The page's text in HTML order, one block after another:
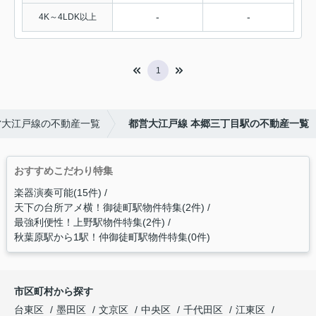
4K～4LDK以上 - -
1
江戸線の不動産一覧 都営大江戸線 本郷三丁目駅の不動産一覧
おすすめこだわり特集
楽器演奏可能(15件)
天下の台所アメ横！御徒町駅物件特集(2件)
最強利便性！上野駅物件特集(2件)
秋葉原駅から1駅！仲御徒町駅物件特集(0件)
市区町村から探す
台東区
墨田区 文京区 中央区 千代田区
江東区